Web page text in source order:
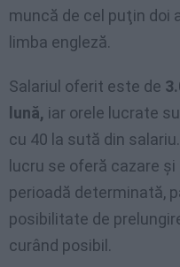
muncă de cel puţin doi
limba engleză.
Salariul oferit este de
lună, iar orele lucrate
cu 40 la sută din
lucru se oferă cazare
perioadă determinată,
posibilitate de
curând posibil.